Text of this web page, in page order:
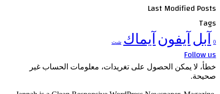
Last Modified Posts
Tags
0 آبل آيفون آيماك شث
Follow us
خطأ، لا يمكن الحصول على تغريدات، معلومات الحساب غير
صحيحة.